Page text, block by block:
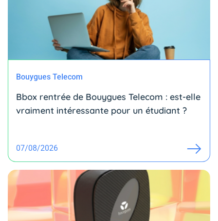
Bouygues Telecom
Bbox rentrée de Bouygues Telecom : est-elle
vraiment intéressante pour un étudiant ?
07/08/2026